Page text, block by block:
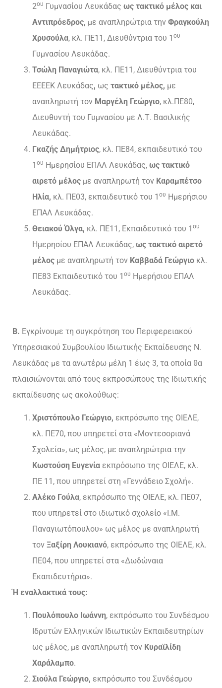
2ου Γυμνασίου Λευκάδας ως τακτικό μέλος και
Αντιπρόεδρος, με αναπληρώτρια την Φραγκούλη
Χρυσούλα, κλ. ΠΕ11, Διευθύντρια του 1 ου
Γυμνασίου Λευκάδας.
Τσώλη Παναγιώτα, κλ. ΠΕ11, Διευθύντρια του
ΕΕΕΕΚ Λευκάδας, ως τακτικό μέλος, με
αναπληρωτή τον Μαργέλη Γεώργιο, κλ.ΠΕ80,
Διευθυντή του Γυμνασίου με Λ.Τ. Βασιλικής
Λευκάδας.
Γκαζής Δημήτριος, κλ. ΠΕ84, εκπαιδευτικό του
1 ου Ημερησίου ΕΠΑΛ Λευκάδας, ως τακτικό
αιρετό μέλος με αναπληρωτή τον Καραμπέτσο
Ηλία, κλ. ΠΕ03, εκπαιδευτικό του 1 ου Ημερήσιου
ΕΠΑΛ Λευκάδας.
Θειακού Όλγα, κλ. ΠΕ11, Εκπαιδευτικό του 1 ου
Ημερησίου ΕΠΑΛ Λευκάδας, ως τακτικό αιρετό
μέλος με αναπληρωτή τον Καββαδά Γεώργιο κλ.
ΠΕ83 Εκπαιδευτικό του 1 ου Ημερήσιου ΕΠΑΛ
Λευκάδας.
Β. Εγκρίνουμε τη συγκρότηση του Περιφερειακού
Υπηρεσιακού Συμβουλίου Ιδιωτικής Εκπαίδευσης Ν.
Λευκάδας με τα ανωτέρω μέλη 1 έως 3, τα οποία θα
πλαισιώνονται από τους εκπροσώπους της Ιδιωτικής
εκπαίδευσης ως ακολούθως:
Χριστόπουλο Γεώργιο, εκπρόσωπο της ΟΙΕΛΕ,
κλ. ΠΕ70, που υπηρετεί στα «Μοντεσοριανά
Σχολεία», ως μέλος, με αναπληρώτρια την
Κωστούση Ευγενία εκπρόσωπο της ΟΙΕΛΕ, κλ.
ΠΕ 11, που υπηρετεί στη «Γεννάδειο Σχολή».
Αλέκο Γούλα, εκπρόσωπο της ΟΙΕΛΕ, κλ. ΠΕ07,
που υπηρετεί στο ιδιωτικό σχολείο «Ι.Μ.
Παναγιωτόπουλου» ως μέλος με αναπληρωτή
τον Ξαξίρη Λουκιανό, εκπρόσωπο της ΟΙΕΛΕ, κλ.
ΠΕ04, που υπηρετεί στα «Δωδώναια
Εκαπιδευτήρια».
Ή εναλλακτικά τους:
Πουλόπουλο Ιωάννη, εκπρόσωπο του Συνδέσμου
Ιδρυτών Ελληνικών Ιδιωτικών Εκπαιδευτηρίων
ως μέλος, με αναπληρωτή τον Κυραϊλίδη
Χαράλαμπο.
Σιούλα Γεώργιο, εκπρόσωπο του Συνδέσμου